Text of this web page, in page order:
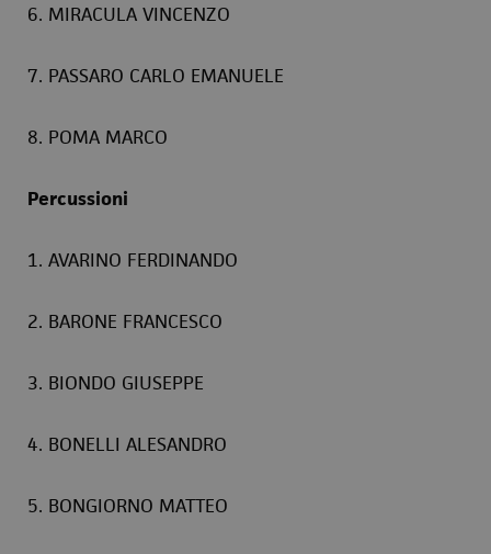
6. MIRACULA VINCENZO
7. PASSARO CARLO EMANUELE
8. POMA MARCO
Percussioni
1. AVARINO FERDINANDO
2. BARONE FRANCESCO
3. BIONDO GIUSEPPE
4. BONELLI ALESANDRO
5. BONGIORNO MATTEO